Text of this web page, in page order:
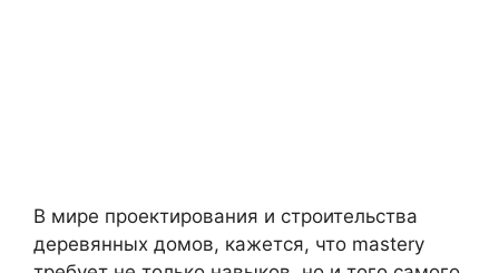
В мире проектирования и строительства
деревянных домов, кажется, что mastery